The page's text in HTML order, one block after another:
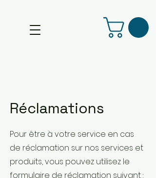
Réclamations
Pour être à votre service en cas
de réclamation sur nos services et
produits, vous pouvez utilisez le
formulaire de réclamation suivant :